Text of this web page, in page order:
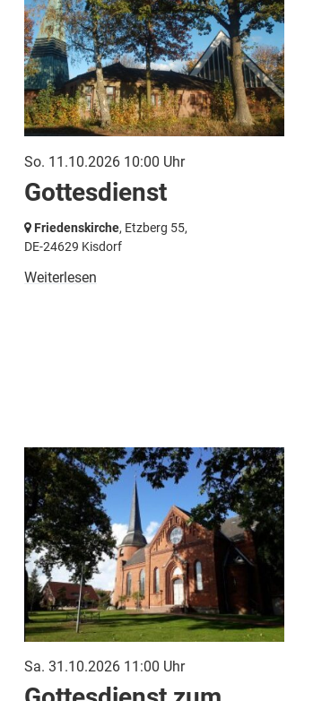
So. 11.10.2026 10:00 Uhr
Gottesdienst
Friedenskirche, Etzberg 55,
DE-24629 Kisdorf
Weiterlesen
Sa. 31.10.2026 11:00 Uhr